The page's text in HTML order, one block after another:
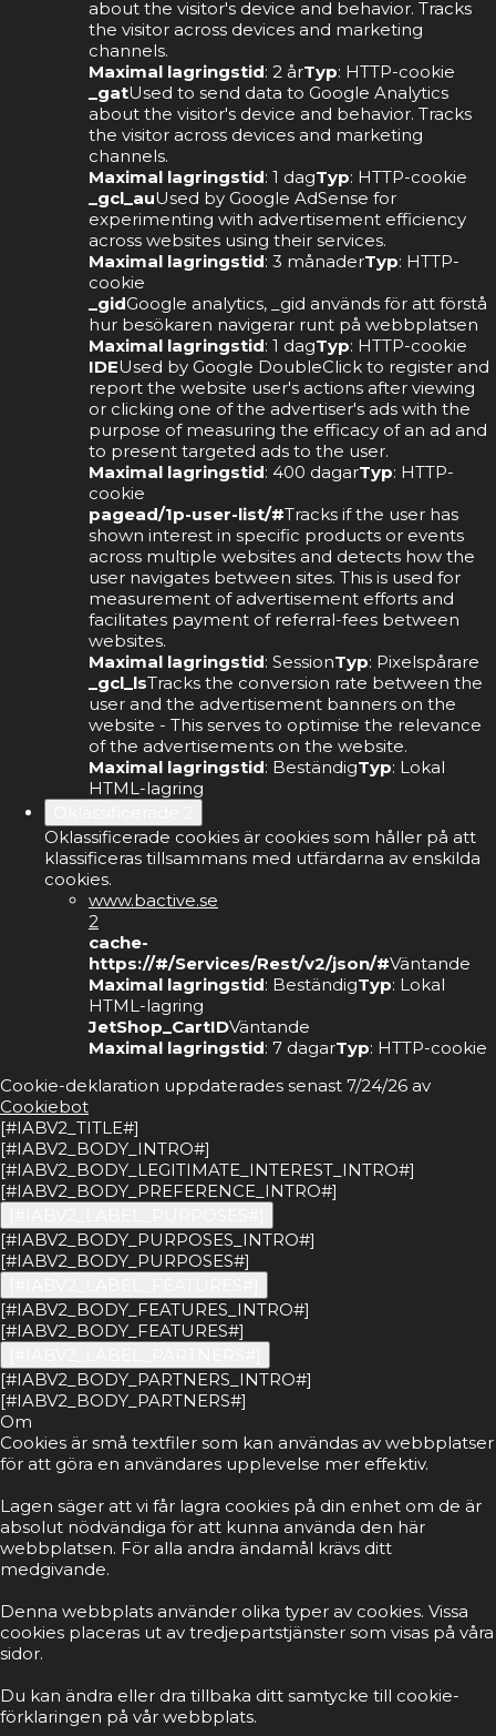
about the visitor's device and behavior. Tracks
the visitor across devices and marketing
channels.
Maximal lagringstid: 2 årTyp: HTTP-cookie
_gatUsed to send data to Google Analytics
about the visitor's device and behavior. Tracks
the visitor across devices and marketing
channels.
Maximal lagringstid: 1 dagTyp: HTTP-cookie
_gcl_auUsed by Google AdSense for
experimenting with advertisement efficiency
across websites using their services.
Maximal lagringstid: 3 månaderTyp: HTTP-
cookie
_gidGoogle analytics, _gid används för att förstå
hur besökaren navigerar runt på webbplatsen
Maximal lagringstid: 1 dagTyp: HTTP-cookie
IDEUsed by Google DoubleClick to register and
report the website user's actions after viewing
or clicking one of the advertiser's ads with the
purpose of measuring the efficacy of an ad and
to present targeted ads to the user.
Maximal lagringstid: 400 dagarTyp: HTTP-
cookie
pagead/1p-user-list/#Tracks if the user has
shown interest in specific products or events
across multiple websites and detects how the
user navigates between sites. This is used for
measurement of advertisement efforts and
facilitates payment of referral-fees between
websites.
Maximal lagringstid: SessionTyp: Pixelspårare
_gcl_lsTracks the conversion rate between the
user and the advertisement banners on the
website - This serves to optimise the relevance
of the advertisements on the website.
Maximal lagringstid: BeständigTyp: Lokal
HTML-lagring
Oklassificerade cookies är cookies som håller på att
klassificeras tillsammans med utfärdarna av enskilda
cookies.
www.bactive.se
2
cache-
https://#/Services/Rest/v2/json/#Väntande
Maximal lagringstid: BeständigTyp: Lokal
HTML-lagring
JetShop_CartIDVäntande
Maximal lagringstid: 7 dagarTyp: HTTP-cookie
Cookie-deklaration uppdaterades senast 7/24/26 av
Cookiebot
[#IABV2_TITLE#]
[#IABV2_BODY_INTRO#]
[#IABV2_BODY_LEGITIMATE_INTEREST_INTRO#]
[#IABV2_BODY_PREFERENCE_INTRO#]
[#IABV2_BODY_PURPOSES_INTRO#]
[#IABV2_BODY_PURPOSES#]
[#IABV2_BODY_FEATURES_INTRO#]
[#IABV2_BODY_FEATURES#]
[#IABV2_BODY_PARTNERS_INTRO#]
[#IABV2_BODY_PARTNERS#]
Om
Cookies är små textfiler som kan användas av webbplatser
för att göra en användares upplevelse mer effektiv.
Lagen säger att vi får lagra cookies på din enhet om de är
absolut nödvändiga för att kunna använda den här
webbplatsen. För alla andra ändamål krävs ditt
medgivande.
Denna webbplats använder olika typer av cookies. Vissa
cookies placeras ut av tredjepartstjänster som visas på våra
sidor.
Du kan ändra eller dra tillbaka ditt samtycke till cookie-
förklaringen på vår webbplats.